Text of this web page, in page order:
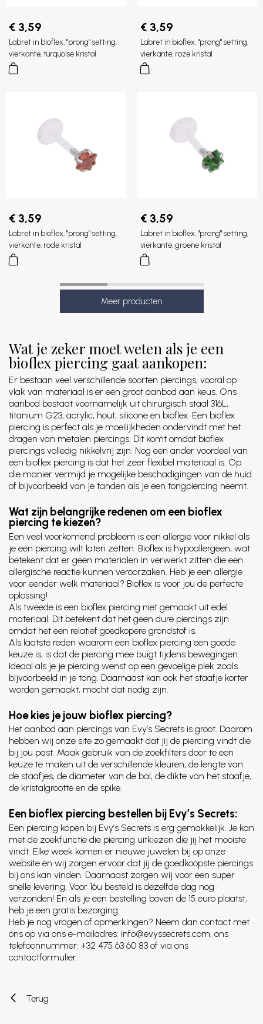
€ 3,59
Labret in bioflex, "prong" setting,
vierkante, turquoise kristal
€ 3,59
Labret in bioflex, "prong" setting,
vierkante, roze kristal
€ 3,59
Labret in bioflex, "prong" setting,
vierkante, rode kristal
€ 3,59
Labret in bioflex, "prong" setting,
vierkante, groene kristal
Wat je zeker moet weten als je een
bioflex piercing gaat aankopen:
Er bestaan veel verschillende soorten piercings, vooral op
vlak van materiaal is er een groot aanbod aan keus. Ons
aanbod bestaat voornamelijk uit chirurgisch staal 316L,
titanium G23, acrylic, hout, silicone en bioflex. Een bioflex
piercing is perfect als je moeilijkheden ondervindt met het
dragen van metalen piercings. Dit komt omdat bioflex
piercings volledig nikkelvrij zijn. Nog een ander voordeel van
een bioflex piercing is dat het zeer flexibel materiaal is. Op
die manier vermijd je mogelijke beschadigingen van de huid
of bijvoorbeeld van je tanden als je een tongpiercing neemt.
Wat zijn belangrijke redenen om een bioflex
piercing te kiezen?
Een veel voorkomend probleem is een allergie voor nikkel als
je een piercing wilt laten zetten. Bioflex is hypoallergeen, wat
betekent dat er geen materialen in verwerkt zitten die een
allergische reactie kunnen veroorzaken. Heb je een allergie
voor eender welk materiaal? Bioflex is voor jou de perfecte
oplossing!
Als tweede is een bioflex piercing niet gemaakt uit edel
materiaal. Dit betekent dat het geen dure piercings zijn
omdat het een relatief goedkopere grondstof is.
Als laatste reden waarom een bioflex piercing een goede
keuze is, is dat de piercing mee buigt tijdens bewegingen.
Ideaal als je je piercing wenst op een gevoelige plek zoals
bijvoorbeeld in je tong. Daarnaast kan ook het staafje korter
worden gemaakt, mocht dat nodig zijn.
Hoe kies je jouw bioflex piercing?
Het aanbod aan piercings van Evy’s Secrets is groot. Daarom
hebben wij onze site zo gemaakt dat jij de piercing vindt die
bij jou past. Maak gebruik van de zoekfilters door te een
keuze te maken uit de verschillende kleuren, de lengte van
de staafjes, de diameter van de bal, de dikte van het staafje,
de kristalgrootte en de spike.
Een bioflex piercing bestellen bij Evy’s Secrets:
Een piercing kopen bij Evy’s Secrets is erg gemakkelijk. Je kan
met de zoekfunctie die piercing uitkiezen die jij het mooiste
vindt. Elke week komen er nieuwe juwelen bij op onze
website én wij zorgen ervoor dat jij de goedkoopste piercings
bij ons kan vinden. Daarnaast zorgen wij voor een super
snelle levering. Voor 16u besteld is dezelfde dag nog
verzonden! En als je een bestelling boven de 15 euro plaatst,
heb je een gratis bezorging.
Heb je nog vragen of opmerkingen? Neem dan contact met
ons op via ons e-mailadres: info@evyssecrets.com, ons
telefoonnummer: +32 475 63 60 83 of via ons
contactformulier.
Terug